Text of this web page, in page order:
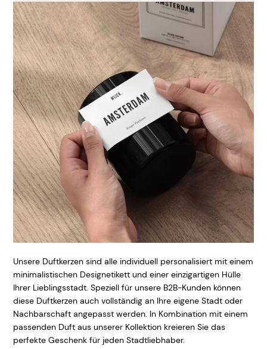
Unsere Duftkerzen sind alle individuell personalisiert mit einem
minimalistischen Designetikett und einer einzigartigen Hülle
Ihrer Lieblingsstadt. Speziell für unsere B2B-Kunden können
diese Duftkerzen auch vollständig an Ihre eigene Stadt oder
Nachbarschaft angepasst werden. In Kombination mit einem
passenden Duft aus unserer Kollektion kreieren Sie das
perfekte Geschenk für jeden Stadtliebhaber.